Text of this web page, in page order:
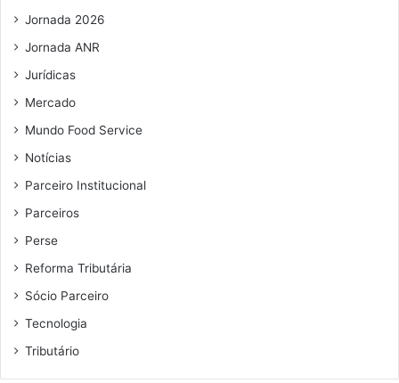
Jornada 2026
Jornada ANR
Jurídicas
Mercado
Mundo Food Service
Notícias
Parceiro Institucional
Parceiros
Perse
Reforma Tributária
Sócio Parceiro
Tecnologia
Tributário